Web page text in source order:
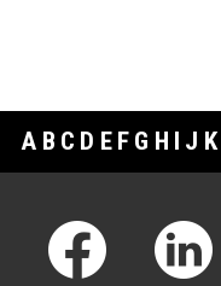
A B C D E F G H I J K